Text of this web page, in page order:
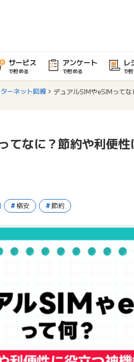
サービス
で貯める
アンケート
で貯める
レ
で
ーネット回線 デュアルSIMやeSIMって
てなに？節約や利便
格安 節約